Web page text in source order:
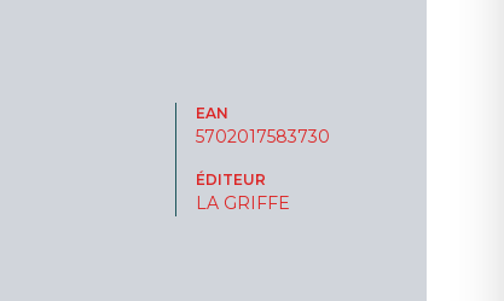
EAN
5702017583730
ÉDITEUR
LA GRIFFE